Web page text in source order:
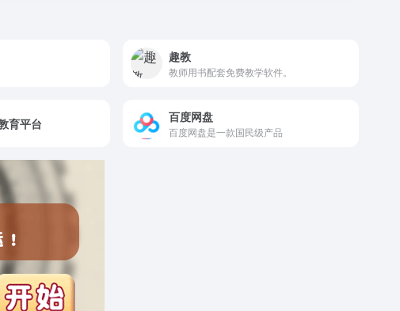
趣教
教师用书配套免费教学软件。
育平台 百度网盘
百度网盘是一款国民级产品